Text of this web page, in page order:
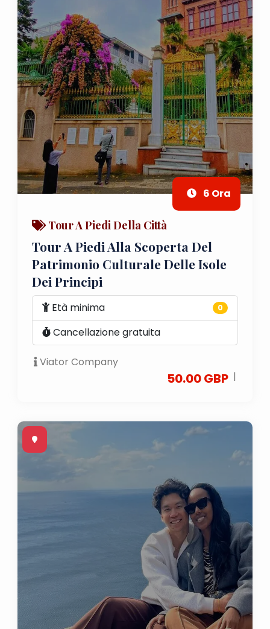
6 Ora
Tour A Piedi Della Città
Tour A Piedi Alla Scoperta Del
Patrimonio Culturale Delle Isole
Dei Principi
Età minima 0
Cancellazione gratuita
Viator Company
50.00 GBP |